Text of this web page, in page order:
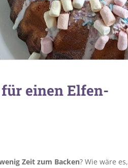
einen Elfen-
Zeit zum Backen? Wie wäre es,